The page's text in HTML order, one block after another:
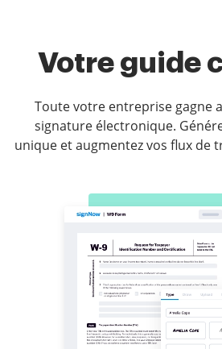
Votre guide
Toute votre entreprise gagne
signature électronique.
unique et augmentez vos flux de